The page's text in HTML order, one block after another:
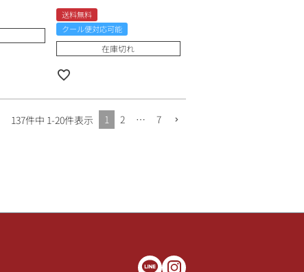
送料無料
クール便対応可能
在庫切れ
137件中 1-20件表示 1 2 … 7